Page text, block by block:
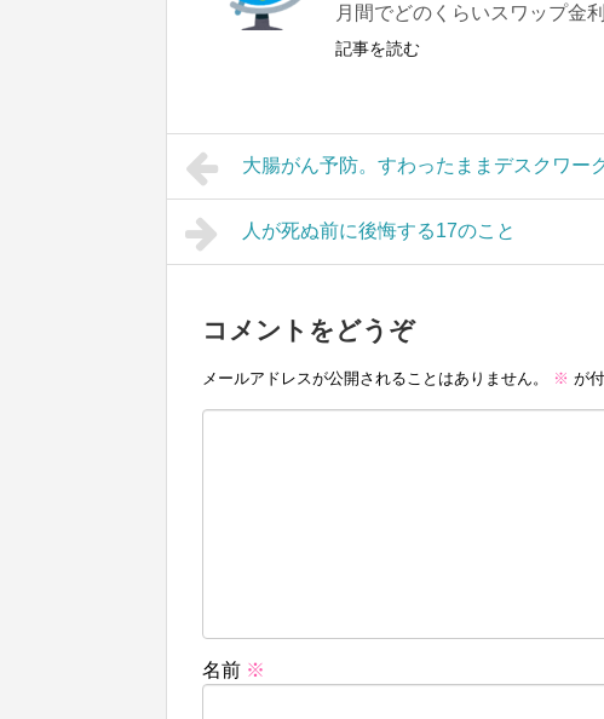
月間でどのくらいスワップ金
記事を読む
大腸がん予防。すわったままデスクワー
人が死ぬ前に後悔する17のこと
コメントをどうぞ
メールアドレスが公開されることはありません。 ※ が
名前 ※